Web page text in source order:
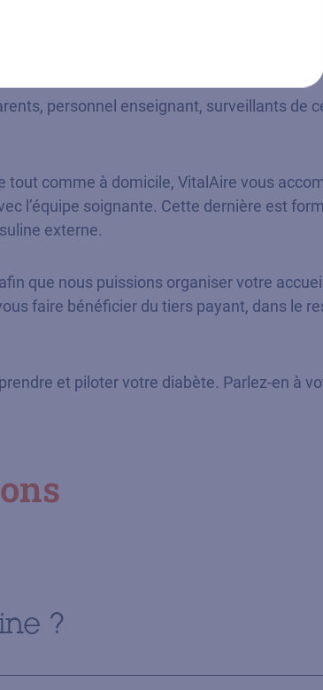
France :
personnel enseignant, surveillants de
tout comme à domicile, VitalAire vous
l’équipe soignante. Cette dernière est
externe.
que nous puissions organiser votre
faire bénéficier du tiers payant, dans le
et piloter votre diabète. Parlez-en à
?